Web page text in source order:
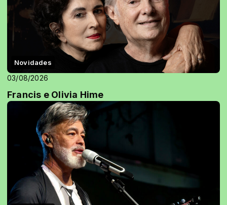
Novidades
03/08/2026
Francis e Olivia Hime